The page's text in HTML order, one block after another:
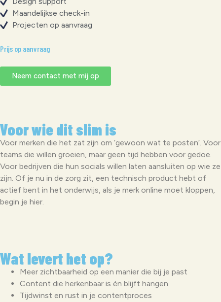
Maandelijkse check-in
Projecten op aanvraag
Prijs op aanvraag
Neem contact met mij op
Voor wie dit slim is
Voor merken die het zat zijn om ‘gewoon wat te posten’. Voor
teams die willen groeien, maar geen tijd hebben voor gedoe.
Voor bedrijven die hun socials willen laten aansluiten op wie ze
zijn. Of je nu in de zorg zit, een technisch product hebt of
actief bent in het onderwijs, als je merk online moet kloppen,
begin je hier.
Wat levert het op?
Meer zichtbaarheid op een manier die bij je past
Content die herkenbaar is én blijft hangen
Tijdwinst en rust in je contentproces